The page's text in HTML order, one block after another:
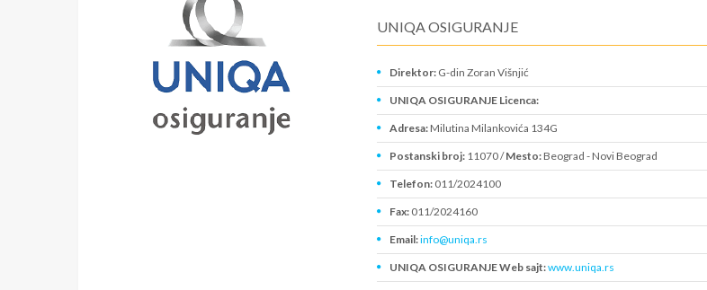
UNIQA OSIGURANJE
Direktor:G-din Zoran Višnjić
UNIQA OSIGURANJE Licenca:
Adresa:Milutina Milankovića 134G
Postanski broj:11070 /Mesto:Beograd - Novi Beograd
Telefon:011/2024100
Fax:011/2024160
Email:info@uniqa.rs
UNIQA OSIGURANJE Web sajt:www.uniqa.rs